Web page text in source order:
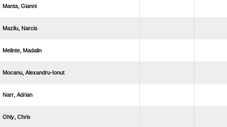
 
 
 
 
 
 